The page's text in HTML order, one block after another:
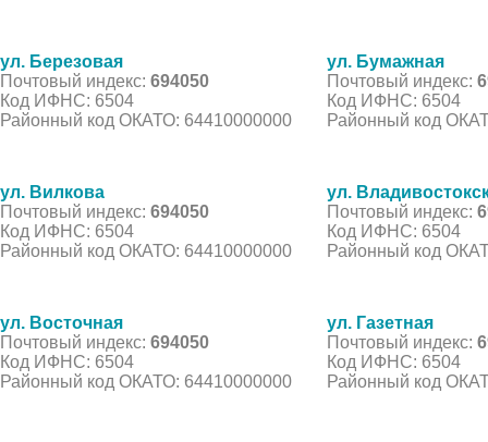
ул. Березовая
Почтовый индекс: 694050
Код ИФНС: 6504
Районный код ОКАТО: 64410000000
ул. Бумажная
Почтовый индекс:
Код ИФНС: 6504
Районный код
ул. Вилкова
Почтовый индекс: 694050
Код ИФНС: 6504
Районный код ОКАТО: 64410000000
ул.
Почтовый индекс:
Код ИФНС: 6504
Районный код
ул. Восточная
Почтовый индекс: 694050
Код ИФНС: 6504
Районный код ОКАТО: 64410000000
ул. Газетная
Почтовый индекс:
Код ИФНС: 6504
Районный код